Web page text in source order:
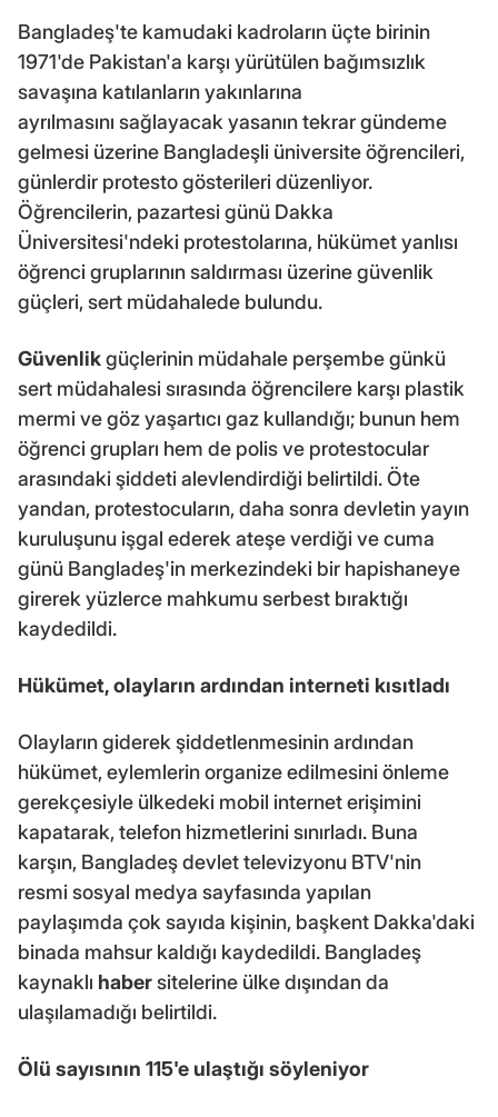
Bangladeş'te kamudaki kadroların üçte birinin
1971'de Pakistan'a karşı yürütülen bağımsızlık
savaşına katılanların yakınlarına
ayrılmasını sağlayacak yasanın tekrar gündeme
gelmesi üzerine Bangladeşli üniversite öğrencileri,
günlerdir protesto gösterileri düzenliyor.
Öğrencilerin, pazartesi günü Dakka
Üniversitesi'ndeki protestolarına, hükümet yanlısı
öğrenci gruplarının saldırması üzerine güvenlik
güçleri, sert müdahalede bulundu.
Güvenlikgüçlerinin müdahale perşembe günkü
sert müdahalesi sırasında öğrencilere karşı plastik
mermi ve göz yaşartıcı gaz kullandığı; bunun hem
öğrenci grupları hem de polis ve protestocular
arasındaki şiddeti alevlendirdiği belirtildi. Öte
yandan, protestocuların, daha sonra devletin yayın
kuruluşunu işgal ederek ateşe verdiği ve cuma
günü Bangladeş'in merkezindeki bir hapishaneye
girerek yüzlerce mahkumu serbest bıraktığı
kaydedildi.
Hükümet, olayların ardından interneti kısıtladı
Olayların giderek şiddetlenmesinin ardından
hükümet, eylemlerin organize edilmesini önleme
gerekçesiyle ülkedeki mobil internet erişimini
kapatarak, telefon hizmetlerini sınırladı. Buna
karşın, Bangladeş devlet televizyonu BTV'nin
resmi sosyal medya sayfasında yapılan
paylaşımda çok sayıda kişinin, başkent Dakka'daki
binada mahsur kaldığı kaydedildi. Bangladeş
kaynaklı habersitelerine ülke dışından da
ulaşılamadığı belirtildi.
Ölü sayısının 115'e ulaştığı söyleniyor